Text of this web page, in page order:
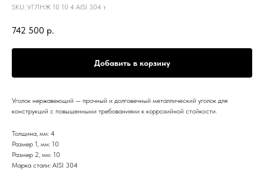
SKU: УГЛНЖ 10 10 4 AISI 304 т
742 500 р.
Добавить в корзину
Уголок нержавеющий — прочный и долговечный металлический уголок для
конструкций с повышенными требованиями к коррозийной стойкости.
Толщина, мм: 4
Размер 1, мм: 10
Размер 2, мм: 10
Марка стали: AISI 304